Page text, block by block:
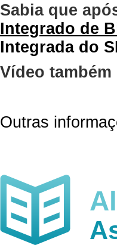
Sabia que
Integrado de
Integrada do
Vídeo
Outras